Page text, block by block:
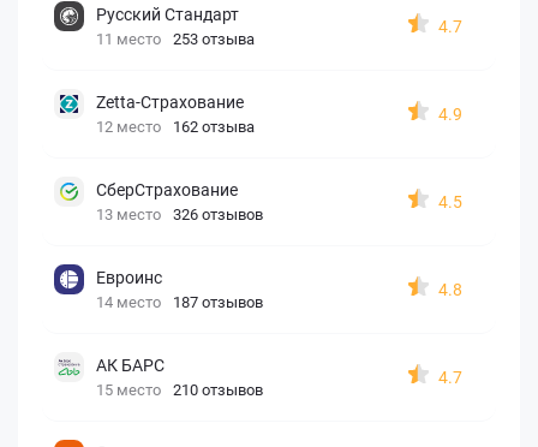
Русский Стандарт
11 место 253 отзыва
4.7
Zetta-Страхование
12 место 162 отзыва
4.9
СберСтрахование
13 место 326 отзывов
4.5
Евроинс
14 место 187 отзывов
4.8
АК БАРС
15 место 210 отзывов
4.7